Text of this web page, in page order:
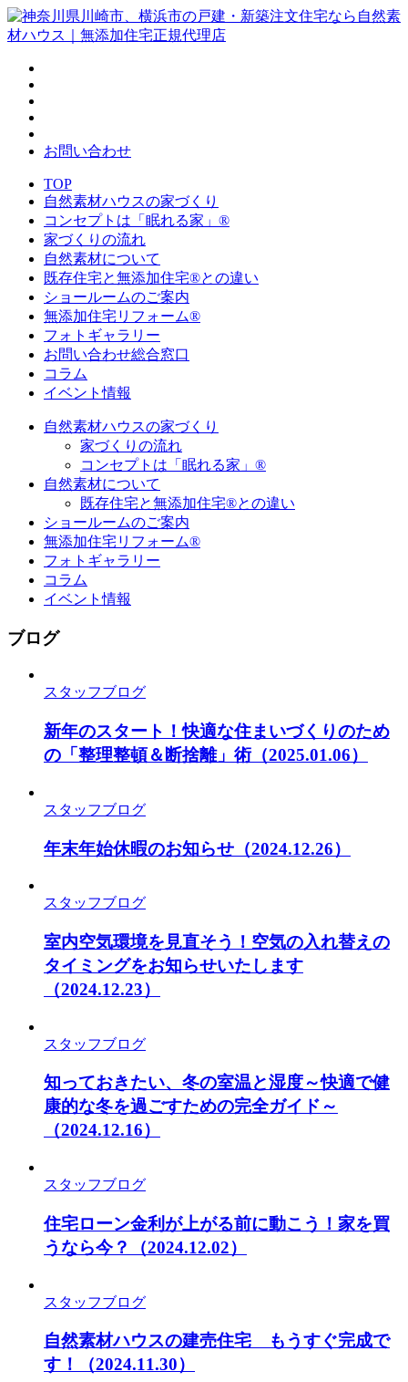
お問い合わせ
TOP
自然素材ハウスの家づくり
コンセプトは「眠れる家」®
家づくりの流れ
自然素材について
既存住宅と無添加住宅®との違い
ショールームのご案内
無添加住宅リフォーム®
フォトギャラリー
お問い合わせ総合窓口
コラム
イベント情報
自然素材ハウスの家づくり
家づくりの流れ
コンセプトは「眠れる家」®
自然素材について
既存住宅と無添加住宅®との違い
ショールームのご案内
無添加住宅リフォーム®
フォトギャラリー
コラム
イベント情報
ブログ
スタッフブログ
新年のスタート！快適な住まいづくりのため
の「整理整頓＆断捨離」術（2025.01.06）
スタッフブログ
年末年始休暇のお知らせ （2024.12.26）
スタッフブログ
室内空気環境を見直そう！空気の入れ替えの
タイミングをお知らせいたします
（2024.12.23）
スタッフブログ
知っておきたい、冬の室温と湿度～快適で健
康的な冬を過ごすための完全ガイド～
（2024.12.16）
スタッフブログ
住宅ローン金利が上がる前に動こう！家を買
うなら今？
（2024.12.02）
スタッフブログ
自然素材ハウスの建売住宅 もうすぐ完成で
す！
（2024.11.30）